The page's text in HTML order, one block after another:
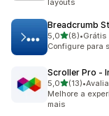
layouts
Breadcrumb
5,0de 5 estrelas
(8)
8 avaliações ao
•Grátis
Configure para
Scroller Pro ‑
5,0de 5 estrelas
(13)
13 avaliações
•
Melhore a
mais